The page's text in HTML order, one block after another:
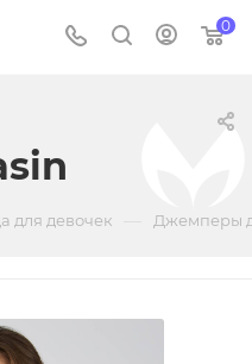
0
для девочек Джемперы